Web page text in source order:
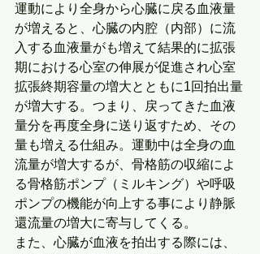
運動により全身から心臓に戻る血液量
が増えると、心臓の内腔（内部）に流
入する血液量がも増えて結果的に拡張
期における心室の伸展が促進され心室
拡張終期容量の増大とともに1回拍出量
が増大する。つまり、戻ってきた血液
量分を再度全身に送り返すため、その
量も増える仕組み。運動中は全身の血
流量が増大するが、骨格筋の収縮によ
る骨格筋ポンプ（ミルキング）や呼吸
ポンプの機能が向上する事により静脈
還流量の増大に寄与してくる。
また、心臓が血液を拍出する際には、